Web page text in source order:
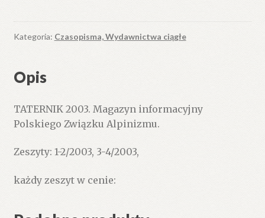
Kategoria: Czasopisma, Wydawnictwa ciągłe
Opis
TATERNIK 2003. Magazyn informacyjny
Polskiego Związku Alpinizmu.
Zeszyty: 1-2/2003, 3-4/2003,
każdy zeszyt w cenie: